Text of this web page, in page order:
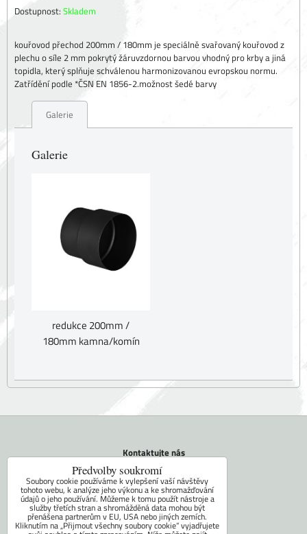
Dostupnost: Skladem
kouřovod přechod 200mm / 180mm je speciálně svařovaný kouřovod z
plechu o síle 2 mm pokrytý žáruvzdornou barvou vhodný pro krby a jiná
topidla, který splňuje schválenou harmonizovanou evropskou normu.
Zatřídění podle *ČSN EN 1856-2.možnost šedé barvy
Galerie
Galerie
redukce 200mm /
180mm kamna/komín
Kontaktujte nás
Tel.: +420 604 742 971
E-mail:faram@ceskakamna.cz
Doprava
Obchodní podmínky
Předvolby soukromí
Soubory cookie používáme k vylepšení vaší návštěvy
tohoto webu, k analýze jeho výkonu a ke shromažďování
údajů o jeho používání. Můžeme k tomu použít nástroje a
služby třetích stran a shromážděná data mohou být
přenášena partnerům v EU, USA nebo jiných zemích.
Kliknutím na „Přijmout všechny soubory cookie“ vyjadřujete